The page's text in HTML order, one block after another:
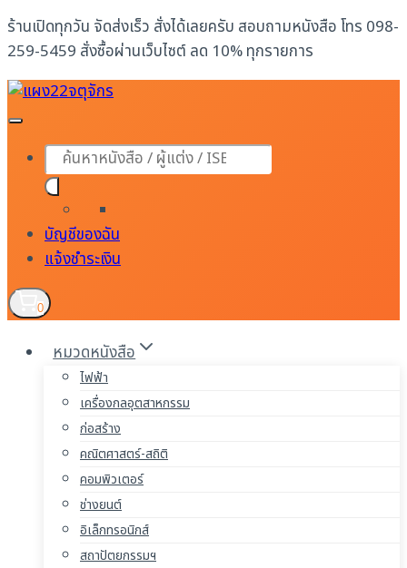
Skip
to
content
ร้านเปิดทุกวัน จัดส่งเร็ว สั่งได้เลยครับ สอบถามหนังสือ โทร 098-
259-5459 สั่งซื้อผ่านเว็บไซต์ ลด 10% ทุกรายการ
Products
search
บัญชีของฉัน
แจ้งชำระเงิน
0
หมวดหนังสือ
ไฟฟ้า
เครื่องกลอุตสาหกรรม
ก่อสร้าง
คณิตศาสตร์-สถิติ
คอมพิวเตอร์
ช่างยนต์
อิเล็กทรอนิกส์
สถาปัตยกรรมฯ